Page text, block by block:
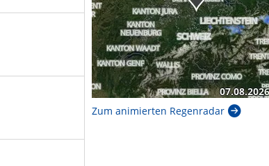
Zum animierten Regenradar